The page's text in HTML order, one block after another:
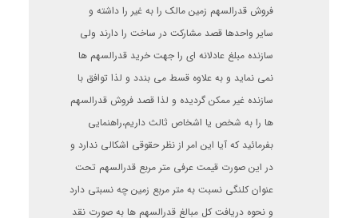
فروش قدرالسهم زمین مالک را به غیر را داشته و
سایر واحدها قصد مشارکت در ساخت را دارند ولی
سازنده مبلغ عادلانه ای را جهت خرید قدرالسهم ها
نمی نماید و به علاوه قسط می بندد و لذا توافق با
سازنده غیر ممکن گردیده و لذا قصد فروش قدرالسهم
ها را به شخص یا اشخاص ثالث داریم،راهنمایی
بفرمائید که آیا این امر از نظر حقوقی اشکالی ندارد و
در این صورت قیمت عرفی متر مربع قدرالسهم تحت
عنوان کلنگی نسبت به متر مربع زمین چه نسبتی دارد
و نحوه دریافت کل مبالغ قدرالسهم ها به صورت نقد